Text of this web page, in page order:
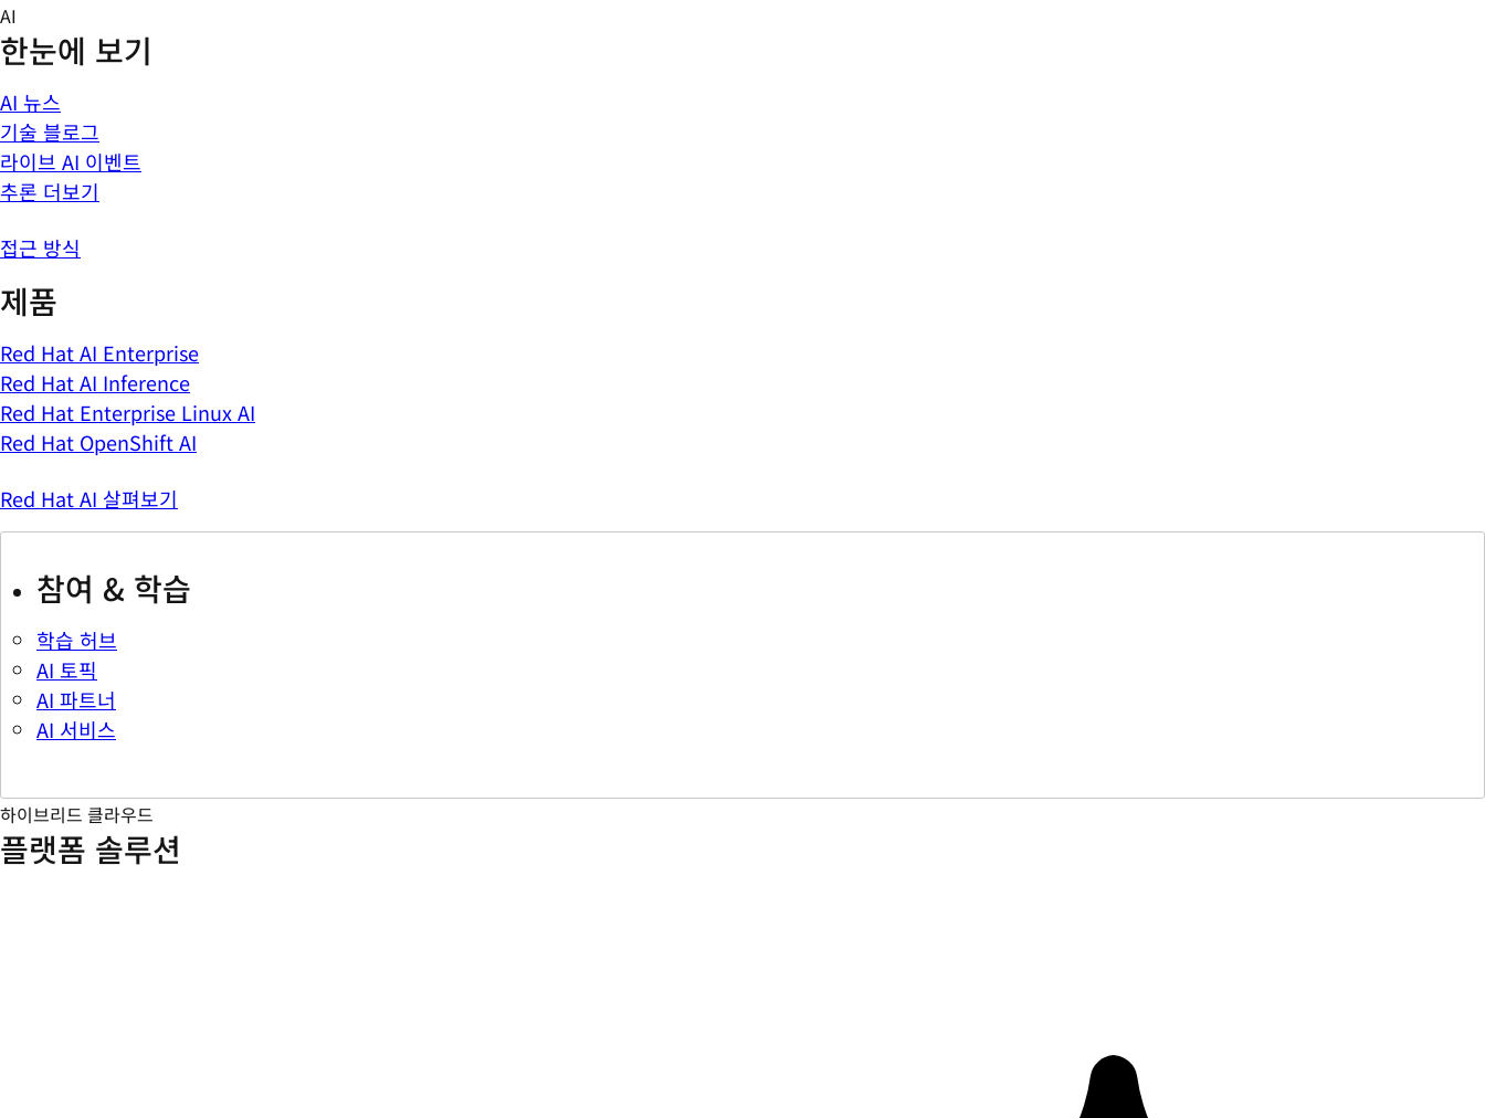
Skip
to
content
AI
한눈에 보기
AI 뉴스
기술 블로그
라이브 AI 이벤트
추론 더보기
접근 방식
제품
Red Hat AI Enterprise
Red Hat AI Inference
Red Hat Enterprise Linux AI
Red Hat OpenShift AI
Red Hat AI 살펴보기
참여 & 학습
학습 허브
AI 토픽
AI 파트너
AI 서비스
하이브리드 클라우드
플랫폼 솔루션